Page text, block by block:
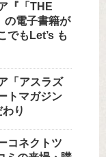
『「THE
の電子書籍が
でもLet’s も
「アスラズ
トマガジン
り
コネクトツ